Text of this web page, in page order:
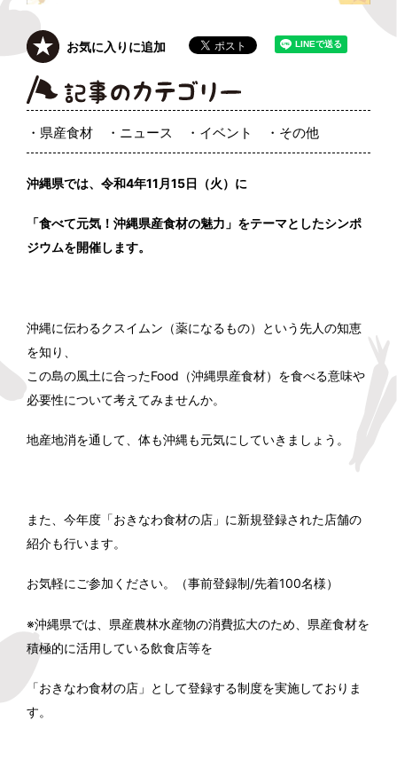
お気に入りに追加
県産食材 ニュース イベント その他
沖縄県では、令和4年11月15日（火）に
「食べて元気！沖縄県産食材の魅力」をテーマとしたシンポ
ジウムを開催します。
沖縄に伝わるクスイムン（薬になるもの）という先人の知恵
を知り、
この島の風土に合ったFood（沖縄県産食材）を食べる意味や
必要性について考えてみませんか。
地産地消を通して、体も沖縄も元気にしていきましょう。
また、今年度「おきなわ食材の店」に新規登録された店舗の
紹介も行います。
お気軽にご参加ください。（事前登録制/先着100名様）
※沖縄県では、県産農林水産物の消費拡大のため、県産食材を
積極的に活用している飲食店等を
「おきなわ食材の店」として登録する制度を実施しておりま
す。